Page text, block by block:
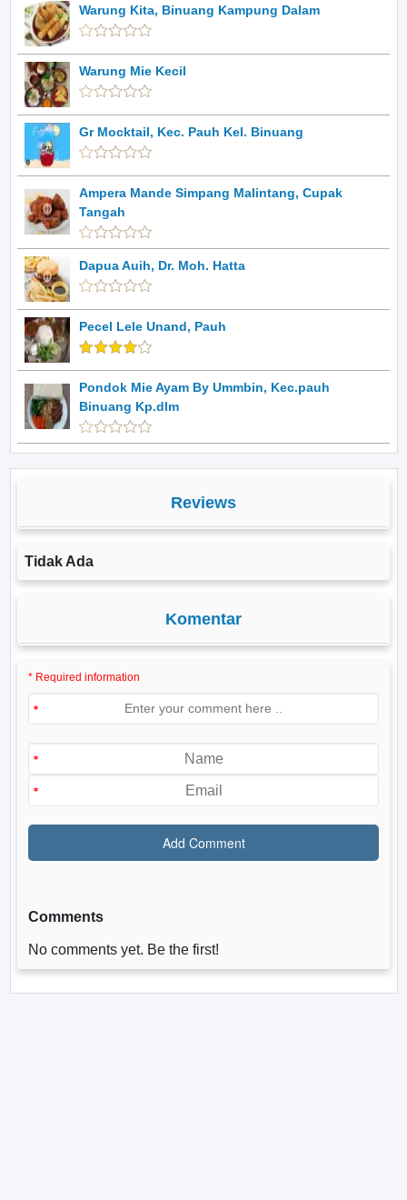
Warung Kita, Binuang Kampung Dalam
Warung Mie Kecil
Gr Mocktail, Kec. Pauh Kel. Binuang
Ampera Mande Simpang Malintang, Cupak
Tangah
Dapua Auih, Dr. Moh. Hatta
Pecel Lele Unand, Pauh
Pondok Mie Ayam By Ummbin, Kec.pauh
Binuang Kp.dlm
Reviews
Tidak Ada
Komentar
* Required information
Comments
No comments yet. Be the first!